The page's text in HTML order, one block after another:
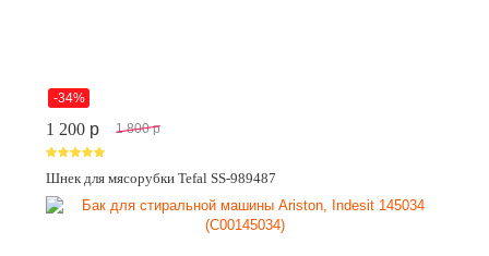
-34%
1 200 p 1 800 p
Шнек для мясорубки Tefal SS-989487